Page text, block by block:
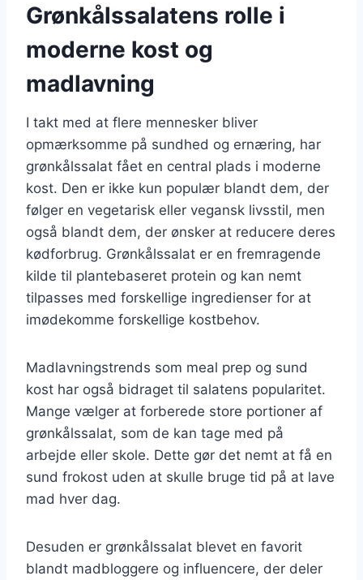
Grønkålssalatens rolle i
moderne kost og
madlavning
I takt med at flere mennesker bliver
opmærksomme på sundhed og ernæring, har
grønkålssalat fået en central plads i moderne
kost. Den er ikke kun populær blandt dem, der
følger en vegetarisk eller vegansk livsstil, men
også blandt dem, der ønsker at reducere deres
kødforbrug. Grønkålssalat er en fremragende
kilde til plantebaseret protein og kan nemt
tilpasses med forskellige ingredienser for at
imødekomme forskellige kostbehov.
Madlavningstrends som meal prep og sund
kost har også bidraget til salatens popularitet.
Mange vælger at forberede store portioner af
grønkålssalat, som de kan tage med på
arbejde eller skole. Dette gør det nemt at få en
sund frokost uden at skulle bruge tid på at lave
mad hver dag.
Desuden er grønkålssalat blevet en favorit
blandt madbloggere og influencere, der deler